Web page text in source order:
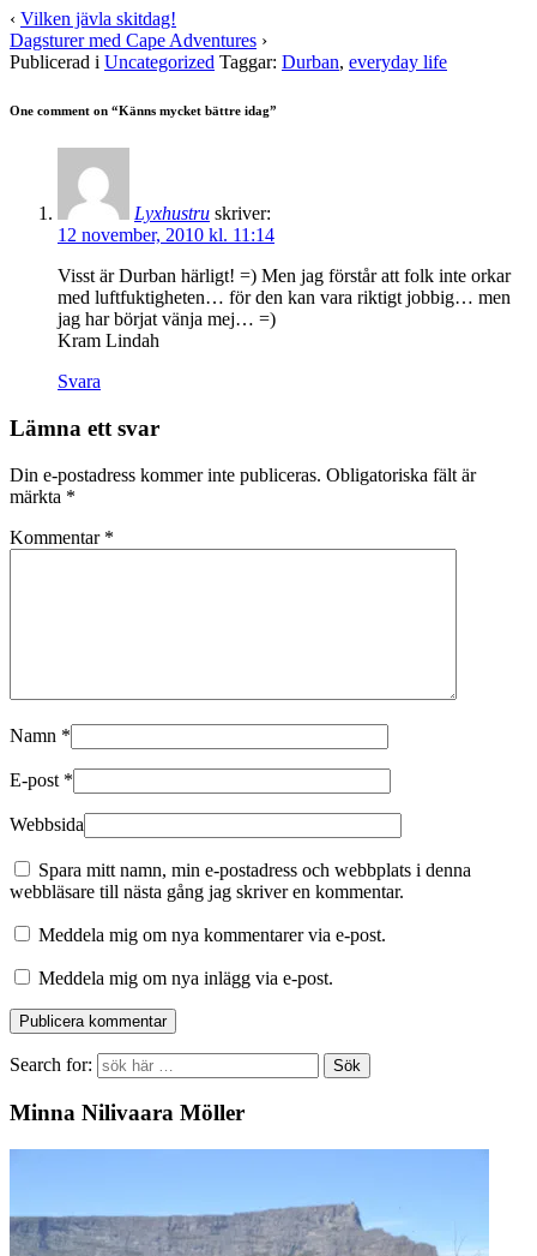
‹ Vilken jävla skitdag!
Dagsturer med Cape Adventures ›
Publicerad i Uncategorized Taggar: Durban, everyday life
One comment on “Känns mycket bättre idag”
Lyxhustru skriver:
12 november, 2010 kl. 11:14
Visst är Durban härligt! =) Men jag förstår att folk inte orkar
med luftfuktigheten… för den kan vara riktigt jobbig… men
jag har börjat vänja mej… =)
Kram Lindah
Svara
Lämna ett svar
Din e-postadress kommer inte publiceras. Obligatoriska fält är
märkta *
Kommentar *
Namn *
E-post *
Webbsida
Spara mitt namn, min e-postadress och webbplats i denna
webbläsare till nästa gång jag skriver en kommentar.
Meddela mig om nya kommentarer via e-post.
Meddela mig om nya inlägg via e-post.
Search for:
Minna Nilivaara Möller